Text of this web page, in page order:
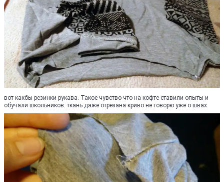
вот какбы резинки рукава. Такое чувство что на кофте ставили опыты и
обучали школьников. ткань даже отрезана криво не говорю уже о швах.